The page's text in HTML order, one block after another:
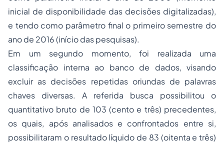
inicial de disponibilidade das decisões digitalizadas),
e tendo como parâmetro final o primeiro semestre do
ano de 2016 (início das pesquisas).
Em um segundo momento, foi realizada uma
classificação interna ao banco de dados, visando
excluir as decisões repetidas oriundas de palavras
chaves diversas. A referida busca possibilitou o
quantitativo bruto de 103 (cento e três) precedentes,
os quais, após analisados e confrontados entre si,
possibilitaram o resultado líquido de 83 (oitenta e três)